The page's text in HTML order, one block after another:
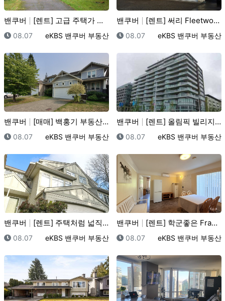
밴쿠버 [렌트] 고급 주택가 단독주택임대
등록일
08.07 등록자
eKBS 밴쿠버 부동산
밴쿠버 [렌트] 써리 Fleetwood 1층
등록일
08.07 등록자
eKBS 밴쿠버 부동산
밴쿠버 [매매] 백홍기 부동산 단독주택 메이플리지
등록일
08.07 등록자
eKBS 밴쿠버 부동산
밴쿠버 [렌트] 올림픽 빌리지 2 Bed + 1 Flex +1…
등록일
08.07 등록자
eKBS 밴쿠버 부동산
밴쿠버 [렌트] 주택처럼 넓직한 4베드 4베쓰 써리 길포드 지…
등록일
08.07 등록자
eKBS 밴쿠버 부동산
밴쿠버 [렌트] 학군좋은 Fraser Heights / Gui…
등록일
08.07 등록자
eKBS 밴쿠버 부동산